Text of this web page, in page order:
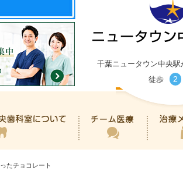
千葉ニュータウン中央
徒歩
2
ニュータウン中央歯科室
専門医チ
たチョコレート